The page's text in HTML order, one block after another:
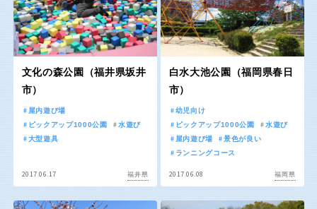
地域で探す
群馬 埼玉
千葉 東京
神奈川
甲信越・東海・北陸
ローラー滑り台 植物園
夜景スポット Pickup
プレーパーク
美術館 公園グルメ
インクルーシブパーク 屋根付き遊び場
花菖蒲 キャンプ場
バスケットゴール
イベント 交通公園
文化の森公園（福井県坂井
市）
屋内遊び場
ピックアップ1000公園
水遊び
大型遊具
2017.06.17 福井県
白水大池公園（福岡県春日
市）
幼児向け
ピックアップ1000公園
水遊び
屋内遊び場
景色が良い
ランニングコース
2017.06.08 福岡県